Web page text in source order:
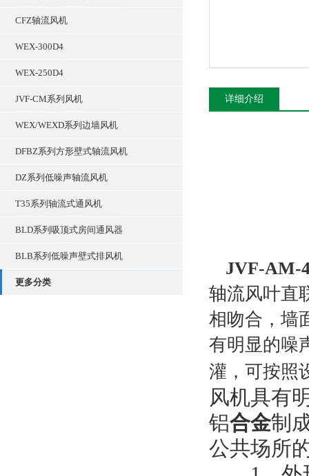
CFZ轴流风机
WEX-300D4
WEX-250D4
JVF-CM系列风机
WEX/WEXD系列边墙风机
DFBZ系列方形壁式轴流风机
DZ系列低噪声轴流风机
T35系列轴流式通风机
BLD系列吸顶式房间通风器
BLB系列低噪声壁式排风机
更多分类
详细介绍
JVF-AM-
轴流风叶直
相吻合，墙
有明显的噪
灌，可按照
风机具有
铝合金制
公共场所